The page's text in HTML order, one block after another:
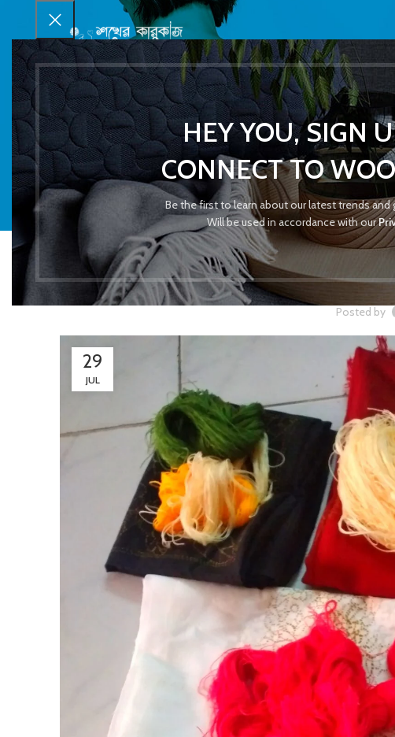
HEY YOU, SIGN
CONNECT TO
Be the first to learn about our latest trends and
Will be used in accordance with our
Posted by
29
JUL